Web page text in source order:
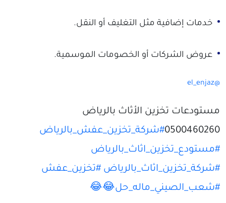
خدمات إضافية مثل التغليف أو النقل.
عروض الشركات أو الخصومات الموسمية.
@el_enjaz
مستودعات تخزين الأثاث بالرياض
0500460260#شركة_تخزين_عفش_بالرياض
#مستودع_تخزين_اثاث_بالرياض
#شركة_تخزين_اثاث_بالرياض #تخزين_عفش
#شعب_الصيني_ماله_حل😂😂